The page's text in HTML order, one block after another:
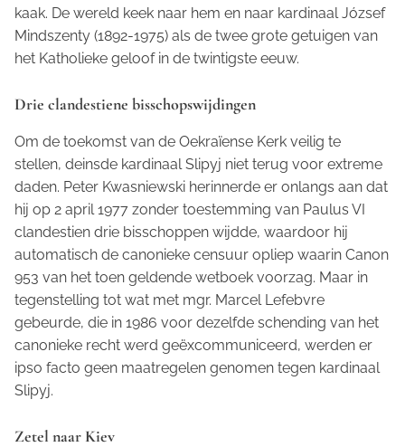
kaak. De wereld keek naar hem en naar kardinaal József
Mindszenty (1892-1975) als de twee grote getuigen van
het Katholieke geloof in de twintigste eeuw.
Drie clandestiene bisschopswijdingen
Om de toekomst van de Oekraïense Kerk veilig te
stellen, deinsde kardinaal Slipyj niet terug voor extreme
daden. Peter Kwasniewski herinnerde er onlangs aan dat
hij op 2 april 1977 zonder toestemming van Paulus VI
clandestien drie bisschoppen wijdde, waardoor hij
automatisch de canonieke censuur opliep waarin Canon
953 van het toen geldende wetboek voorzag. Maar in
tegenstelling tot wat met mgr. Marcel Lefebvre
gebeurde, die in 1986 voor dezelfde schending van het
canonieke recht werd geëxcommuniceerd, werden er
ipso facto geen maatregelen genomen tegen kardinaal
Slipyj.
Zetel naar Kiev